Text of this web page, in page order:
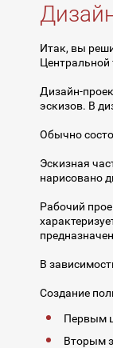
Итак, вы
Центральной
Дизайн-
эскизов. В
Обычно
Эскизная
нарисовано
Рабочий
В
Создание
Первым
Вторым